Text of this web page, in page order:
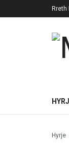
Rreth
Hyrje